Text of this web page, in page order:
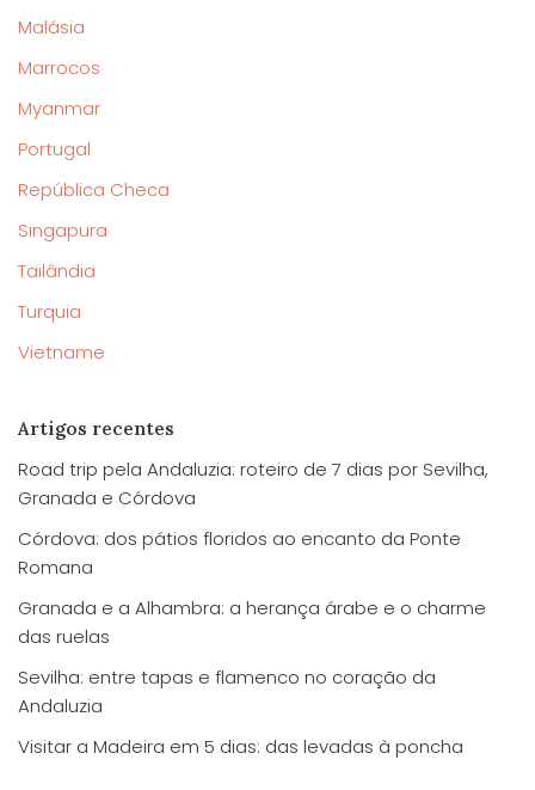
Malásia
Marrocos
Myanmar
Portugal
República Checa
Singapura
Tailândia
Turquia
Vietname
Artigos recentes
Road trip pela Andaluzia: roteiro de 7 dias por Sevilha,
Granada e Córdova
Córdova: dos pátios floridos ao encanto da Ponte
Romana
Granada e a Alhambra: a herança árabe e o charme
das ruelas
Sevilha: entre tapas e flamenco no coração da
Andaluzia
Visitar a Madeira em 5 dias: das levadas à poncha